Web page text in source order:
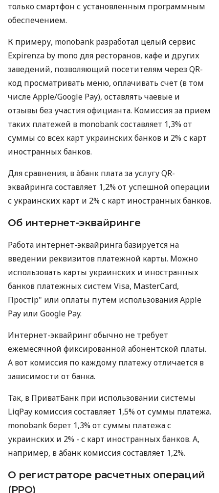
только смартфон с установленным программным
обеспечением.
К примеру, monobank разработал целый сервис
Expirenza by mono для ресторанов, кафе и других
заведений, позволяющий посетителям через QR-
код просматривать меню, оплачивать счет (в том
числе Apple/Google Pay), оставлять чаевые и
отзывы без участия официанта. Комиссия за прием
таких платежей в monobank составляет 1,3% от
суммы со всех карт украинских банков и 2% с карт
иностранных банков.
Для сравнения, в àбанк плата за услугу QR-
эквайринга составляет 1,2% от успешной операции
с украинских карт и 2% с карт иностранных банков.
Об интернет-эквайринге
Работа интернет-эквайринга базируется на
введении реквизитов платежной карты. Можно
использовать карты украинских и иностранных
банков платежных систем Visa, MasterCard,
Простір" или оплаты путем использования Apple
Pay или Google Pay.
Интернет-эквайринг обычно не требует
ежемесячной фиксированной абонентской платы.
А вот комиссия по каждому платежу отличается в
зависимости от банка.
Так, в ПриватБанк при использовании системы
LiqPay комиссия составляет 1,5% от суммы платежа.
monobank берет 1,3% от суммы платежа с
украинских и 2% - с карт иностранных банков. А,
например, в àбанк комиссия составляет 1,2%.
О регистраторе расчетных операций
(РРО)